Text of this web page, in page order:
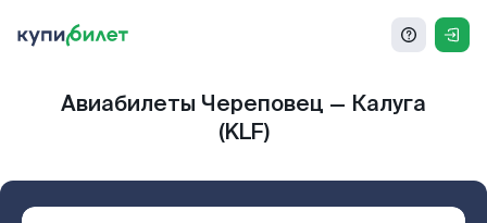
Авиабилеты Череповец — Калуга
(KLF)